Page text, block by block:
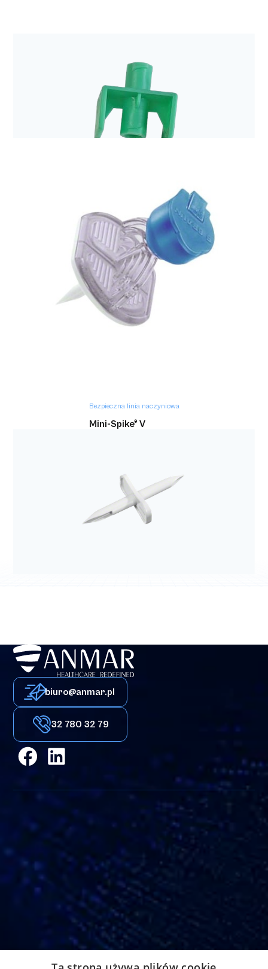
Bezpieczna linia naczyniowa
Igła do pobierania leków z filtrem Sterifix
Bezpieczna linia naczyniowa
Adapter do transferu leku FDC 1000
Bezpieczna linia naczyniowa
Mini-Spike® V
Bezpieczna linia naczyniowa
Kolec przelewowy Transofix®
biuro@anmar.pl
32 780 32 79